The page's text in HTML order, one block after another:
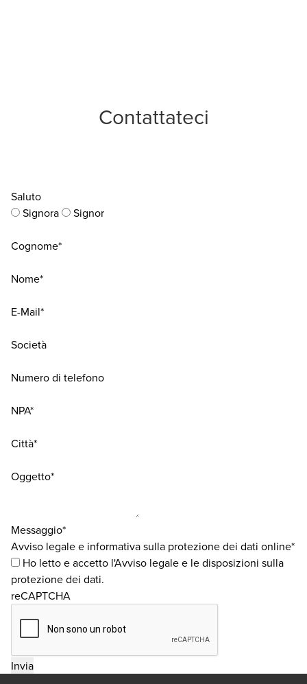
Contattateci
Saluto
Signora
Signor
Cognome*
Nome*
E-Mail*
Società
Numero di telefono
NPA*
Città*
Oggetto*
Messaggio*
Avviso legale e informativa sulla protezione dei dati online*
Ho letto e accetto l'Avviso legalee le disposizioni sulla
protezione dei dati.
reCAPTCHA